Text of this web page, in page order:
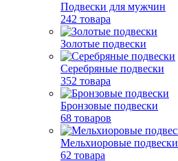
Подвески для мужчин
242 товара
Золотые подвески
Серебряные подвески
352 товара
Бронзовые подвески
68 товаров
Мельхиоровые подвески
62 товара